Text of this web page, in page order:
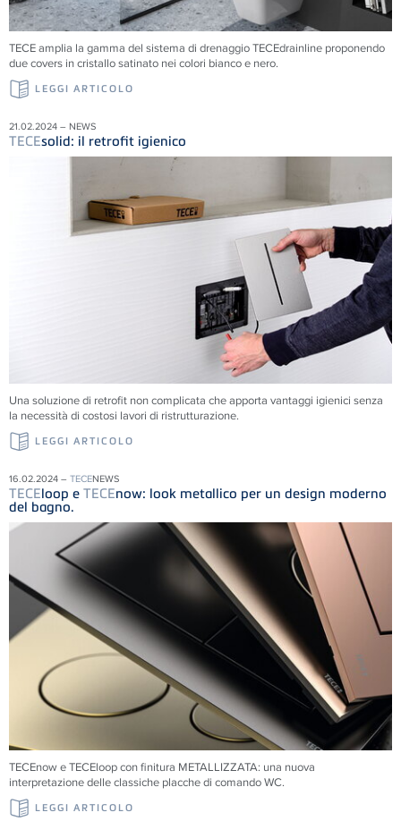
TECE amplia la gamma del sistema di drenaggio TECEdrainline proponendo
due covers in cristallo satinato nei colori bianco e nero.
LEGGI ARTICOLO
21.02.2024 – NEWS
TECEsolid: il retrofit igienico
Una soluzione di retrofit non complicata che apporta vantaggi igienici senza
la necessità di costosi lavori di ristrutturazione.
LEGGI ARTICOLO
16.02.2024 – TECENEWS
TECEloop e TECEnow: look metallico per un design moderno
del bagno.
TECEnow e TECEloop con finitura METALLIZZATA: una nuova
interpretazione delle classiche placche di comando WC.
LEGGI ARTICOLO